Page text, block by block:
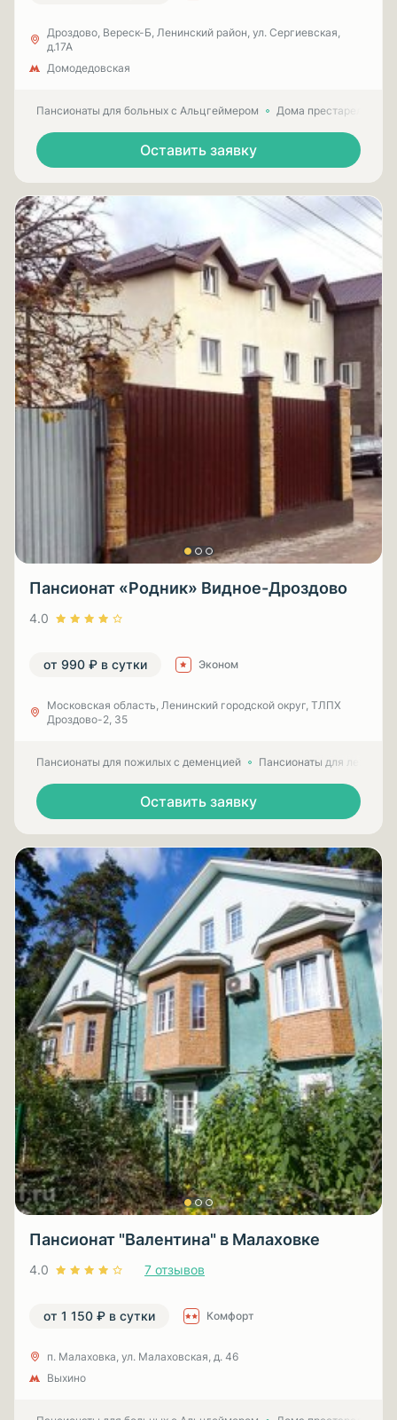
Дроздово, Вереск-Б, Ленинский район, ул. Сергиевская,
д.17А
Домодедовская
Пансионаты для больных с Альцгеймером Дома престарелых
Оставить заявку
Пансионат «Родник» Видное-Дроздово
4.0
от 990 ₽ в сутки Эконом
Московская область, Ленинский городской округ, ТЛПХ
Дроздово-2, 35
Пансионаты для пожилых с деменцией Пансионаты для
Оставить заявку
Пансионат "Валентина" в Малаховке
4.0 7 отзывов
от 1 150 ₽ в сутки Комфорт
п. Малаховка, ул. Малаховская, д. 46
Выхино